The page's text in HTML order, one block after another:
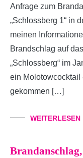
Anfrage zum
„Schlossberg 1“ in
meinen
Brandschlag auf
„Schlossberg“ im
ein Molotowcocktail
gekommen […]
WEITERLESEN